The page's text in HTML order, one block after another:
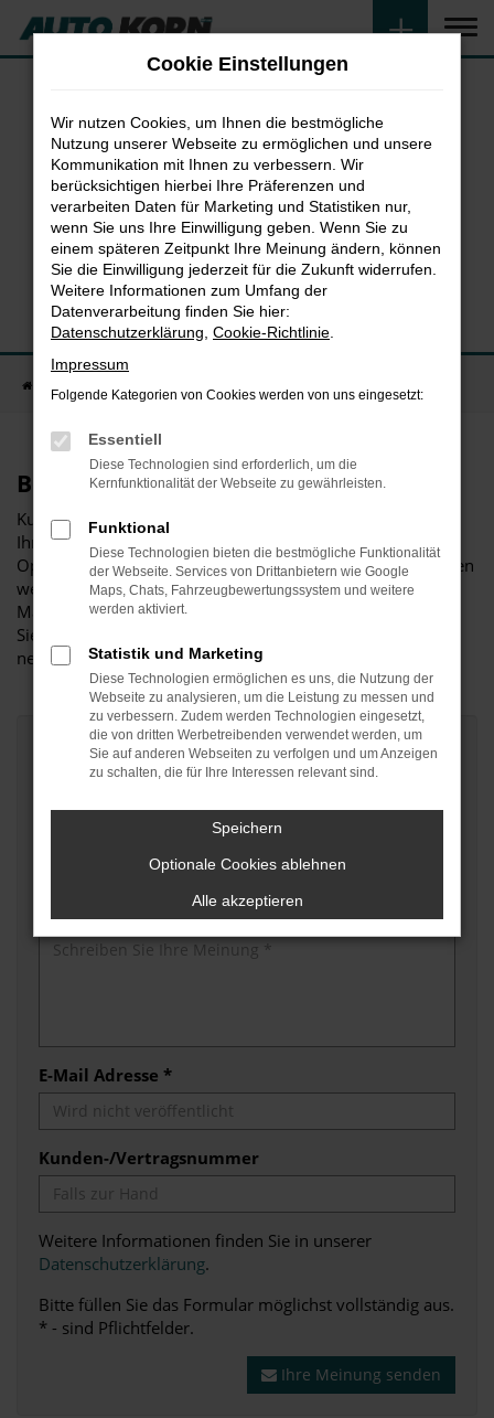
Zum
Hauptinhalt
Kundenmeinungen
Ihre Meinung ist uns wichtig
Bewertungsformular
Kurzinfo zu Ihren Daten:
Ihre Angaben werden ausschließlich zur Auswertung und
Optimierung unseres Kundenservices verwendet. Ihre Daten
werden weder an Dritte ausgegeben noch für
Marketingzwecke in jeglicher Form verwendet. Hier finden
Sie unsere
nehmen.
Vorname *
E-Mail Adresse *
Kunden-/Vertragsnummer
Weitere Informationen finden Sie in unserer
Datenschutzerklärung.
Bitte füllen Sie das Formular möglichst vollständig aus.
* - sind Pflichtfelder.
Ihre Meinung senden
Cookie Einstellungen
Wir nutzen Cookies, um Ihnen die bestmögliche
Nutzung unserer Webseite zu ermöglichen und unsere
Kommunikation mit Ihnen zu verbessern. Wir
berücksichtigen hierbei Ihre Präferenzen und
verarbeiten Daten für Marketing und Statistiken nur,
wenn Sie uns Ihre Einwilligung geben. Wenn Sie zu
einem späteren Zeitpunkt Ihre Meinung ändern, können
Sie die Einwilligung jederzeit für die Zukunft widerrufen.
Weitere Informationen zum Umfang der
Datenverarbeitung finden Sie hier:
Datenschutzerklärung Cookie-Richtlinie
Impressum
Folgende Kategorien von Cookies werden von uns eingesetzt:
Essentiell
Diese Technologien sind erforderlich, um die
Kernfunktionalität der Webseite zu gewährleisten.
Funktional
Diese Technologien bieten die bestmögliche Funktionalität
der Webseite. Services von Drittanbietern wie Google
Maps, Chats, Fahrzeugbewertungssystem und weitere
werden aktiviert.
Statistik und Marketing
Diese Technologien ermöglichen es uns, die Nutzung der
Webseite zu analysieren, um die Leistung zu messen und
zu verbessern. Zudem werden Technologien eingesetzt,
die von dritten Werbetreibenden verwendet werden, um
Sie auf anderen Webseiten zu verfolgen und um Anzeigen
zu schalten, die für Ihre Interessen relevant sind.
Speichern
Optionale Cookies ablehnen
Alle akzeptieren